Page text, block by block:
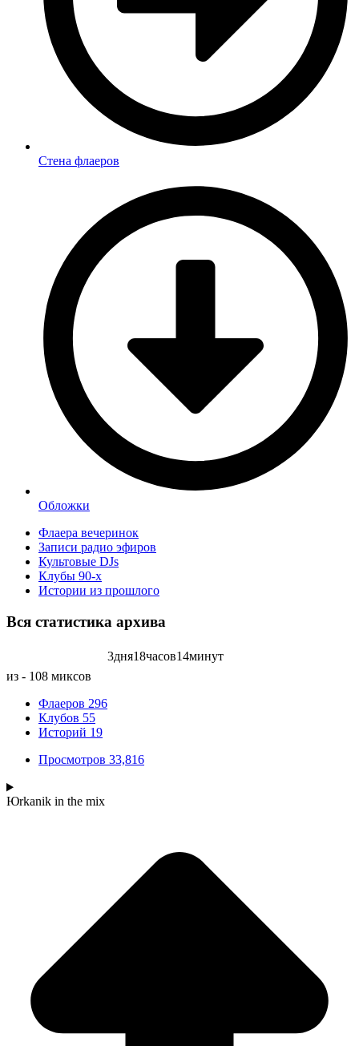
Стена флаеров
Обложки
Флаера вечеринок
Записи радио эфиров
Культовые DJs
Клубы 90-х
Истории из прошлого
Вся статистика архива
3дня18часов14минут
из - 108 миксов
Флаеров 296
Клубов 55
Историй 19
Просмотров 33,816
Юrkanik in the mix